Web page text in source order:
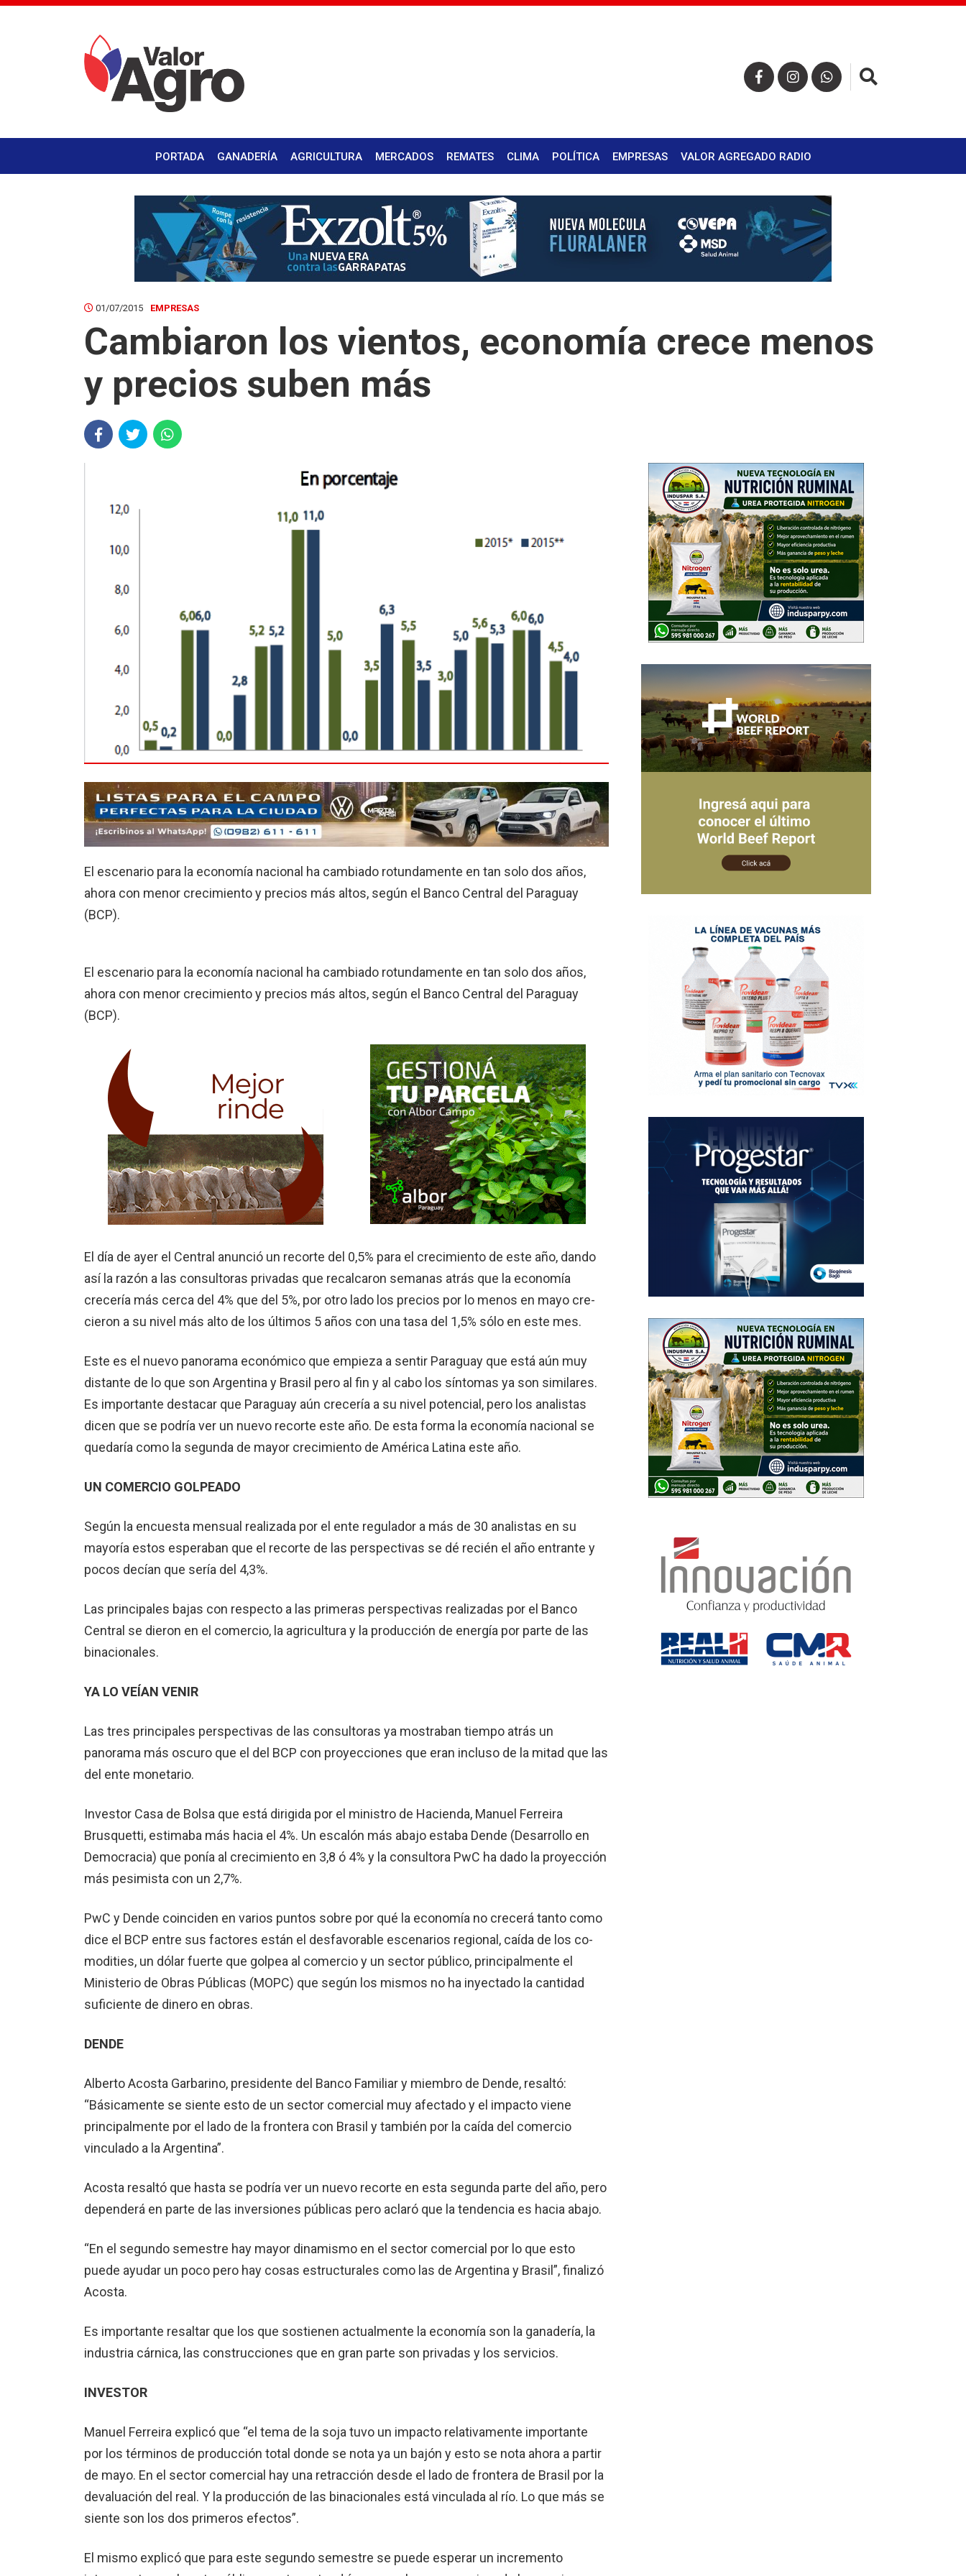
PORTADA GANADERÍA AGRICULTURA MERCADOS REMATES CLIMA POLÍTICA EMPRESAS VALOR AGREGADO RADIO
01/07/2015 EMPRESAS
Cambiaron los vientos, economía crece menos
y precios suben más
El escenario para la econo­mía nacional ha cambiado rotundamente en tan solo dos años,
ahora con menor crecimiento y precios más altos, según el Banco Cen­tral del Paraguay
(BCP).
El escenario para la econo­mía nacional ha cambiado rotundamente en tan solo dos años,
ahora con menor crecimiento y precios más altos, según el Banco Cen­tral del Paraguay
(BCP).
El día de ayer el Central anunció un recorte del 0,5% para el crecimiento de este año, dando
así la razón a las consultoras privadas que recalcaron semanas atrás que la economía
crecería más cerca del 4% que del 5%, por otro lado los precios por lo menos en mayo cre­
cieron a su nivel más alto de los últimos 5 años con una tasa del 1,5% sólo en este mes.
Este es el nuevo panorama económico que empieza a sentir Paraguay que está aún muy
distante de lo que son Argentina y Brasil pero al fin y al cabo los síntomas ya son similares.
Es impor­tante destacar que Para­guay aún crecería a su nivel potencial, pero los analis­tas
dicen que se podría ver un nuevo recorte este año. De esta forma la economía nacional se
quedaría como la segunda de mayor creci­miento de América Latina este año.
UN COMERCIO GOLPEADO
Según la encuesta men­sual realizada por el ente regulador a más de 30 ana­listas en su
mayoría estos esperaban que el recorte de las perspectivas se dé re­cién el año entrante y
pocos decían que sería del 4,3%.
Las principales bajas con respecto a las primeras perspectivas realizadas por el Banco
Central se dieron en el comercio, la agricultura y la producción de energía por parte de las
binacionales.
YA LO VEÍAN VENIR
Las tres principales pers­pectivas de las consultoras ya mostraban tiempo atrás un
panorama más oscuro que el del BCP con proyec­ciones que eran incluso de la mitad que las
del ente monetario.
Investor Casa de Bolsa que está dirigida por el minis­tro de Hacienda, Manuel Ferreira
Brusquetti, esti­maba más hacia el 4%. Un escalón más abajo estaba Dende (Desarrollo en
De­mocracia) que ponía al crecimiento en 3,8 ó 4% y la consultora PwC ha dado la proyección
más pesi­mista con un 2,7%.
PwC y Dende coinciden en varios puntos sobre por qué la economía no crece­rá tanto como
dice el BCP entre sus factores están el desfavorable escenarios regional, caída de los co­
modities, un dólar fuerte que golpea al comercio y un sector público, princi­palmente el
Ministerio de Obras Públicas (MOPC) que según los mismos no ha inyectado la cantidad
sufi­ciente de dinero en obras.
DENDE
Alberto Acosta Garbari­no, presidente del Banco Familiar y miembro de Dende, resaltó:
“Básica­mente se siente esto de un sector comercial muy afectado y el impacto viene
principalmente por el lado de la frontera con Brasil y también por la caída del comercio
vincu­lado a la Argentina”.
Acosta resaltó que hasta se podría ver un nuevo recorte en esta segunda parte del año, pero
de­penderá en parte de las inversiones públicas pero aclaró que la tendencia es hacia abajo.
“En el segundo semestre hay mayor dinamismo en el sector comercial por lo que esto
puede ayudar un poco pero hay cosas es­tructurales como las de Argentina y Brasil”, fina­lizó
Acosta.
Es importante resaltar que los que sostienen ac­tualmente la economía son la ganadería, la
in­dustria cárnica, las cons­trucciones que en gran parte son privadas y los servicios.
INVESTOR
Manuel Ferreira expli­có que “el tema de la soja tuvo un impacto relativa­mente importante
por los términos de producción total donde se nota ya un bajón y esto se nota aho­ra a partir
de mayo. En el sector comercial hay una retracción desde el lado de frontera de Brasil por la
devaluación del real. Y la producción de las bina­cionales está vinculada al río. Lo que más se
sien­te son los dos primeros efectos”.
El mismo explicó que para este segundo semes­tre se puede esperar un incremento